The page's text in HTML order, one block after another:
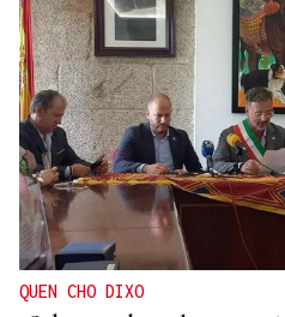
VIDA
Xornadas do Folclore,
QUEN CHO DIXO